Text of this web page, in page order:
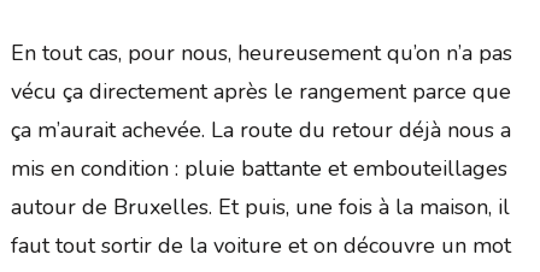
En tout cas, pour nous, heureusement qu’on n’a pas
vécu ça directement après le rangement parce que
ça m’aurait achevée. La route du retour déjà nous a
mis en condition : pluie battante et embouteillages
autour de Bruxelles. Et puis, une fois à la maison, il
faut tout sortir de la voiture et on découvre un mot